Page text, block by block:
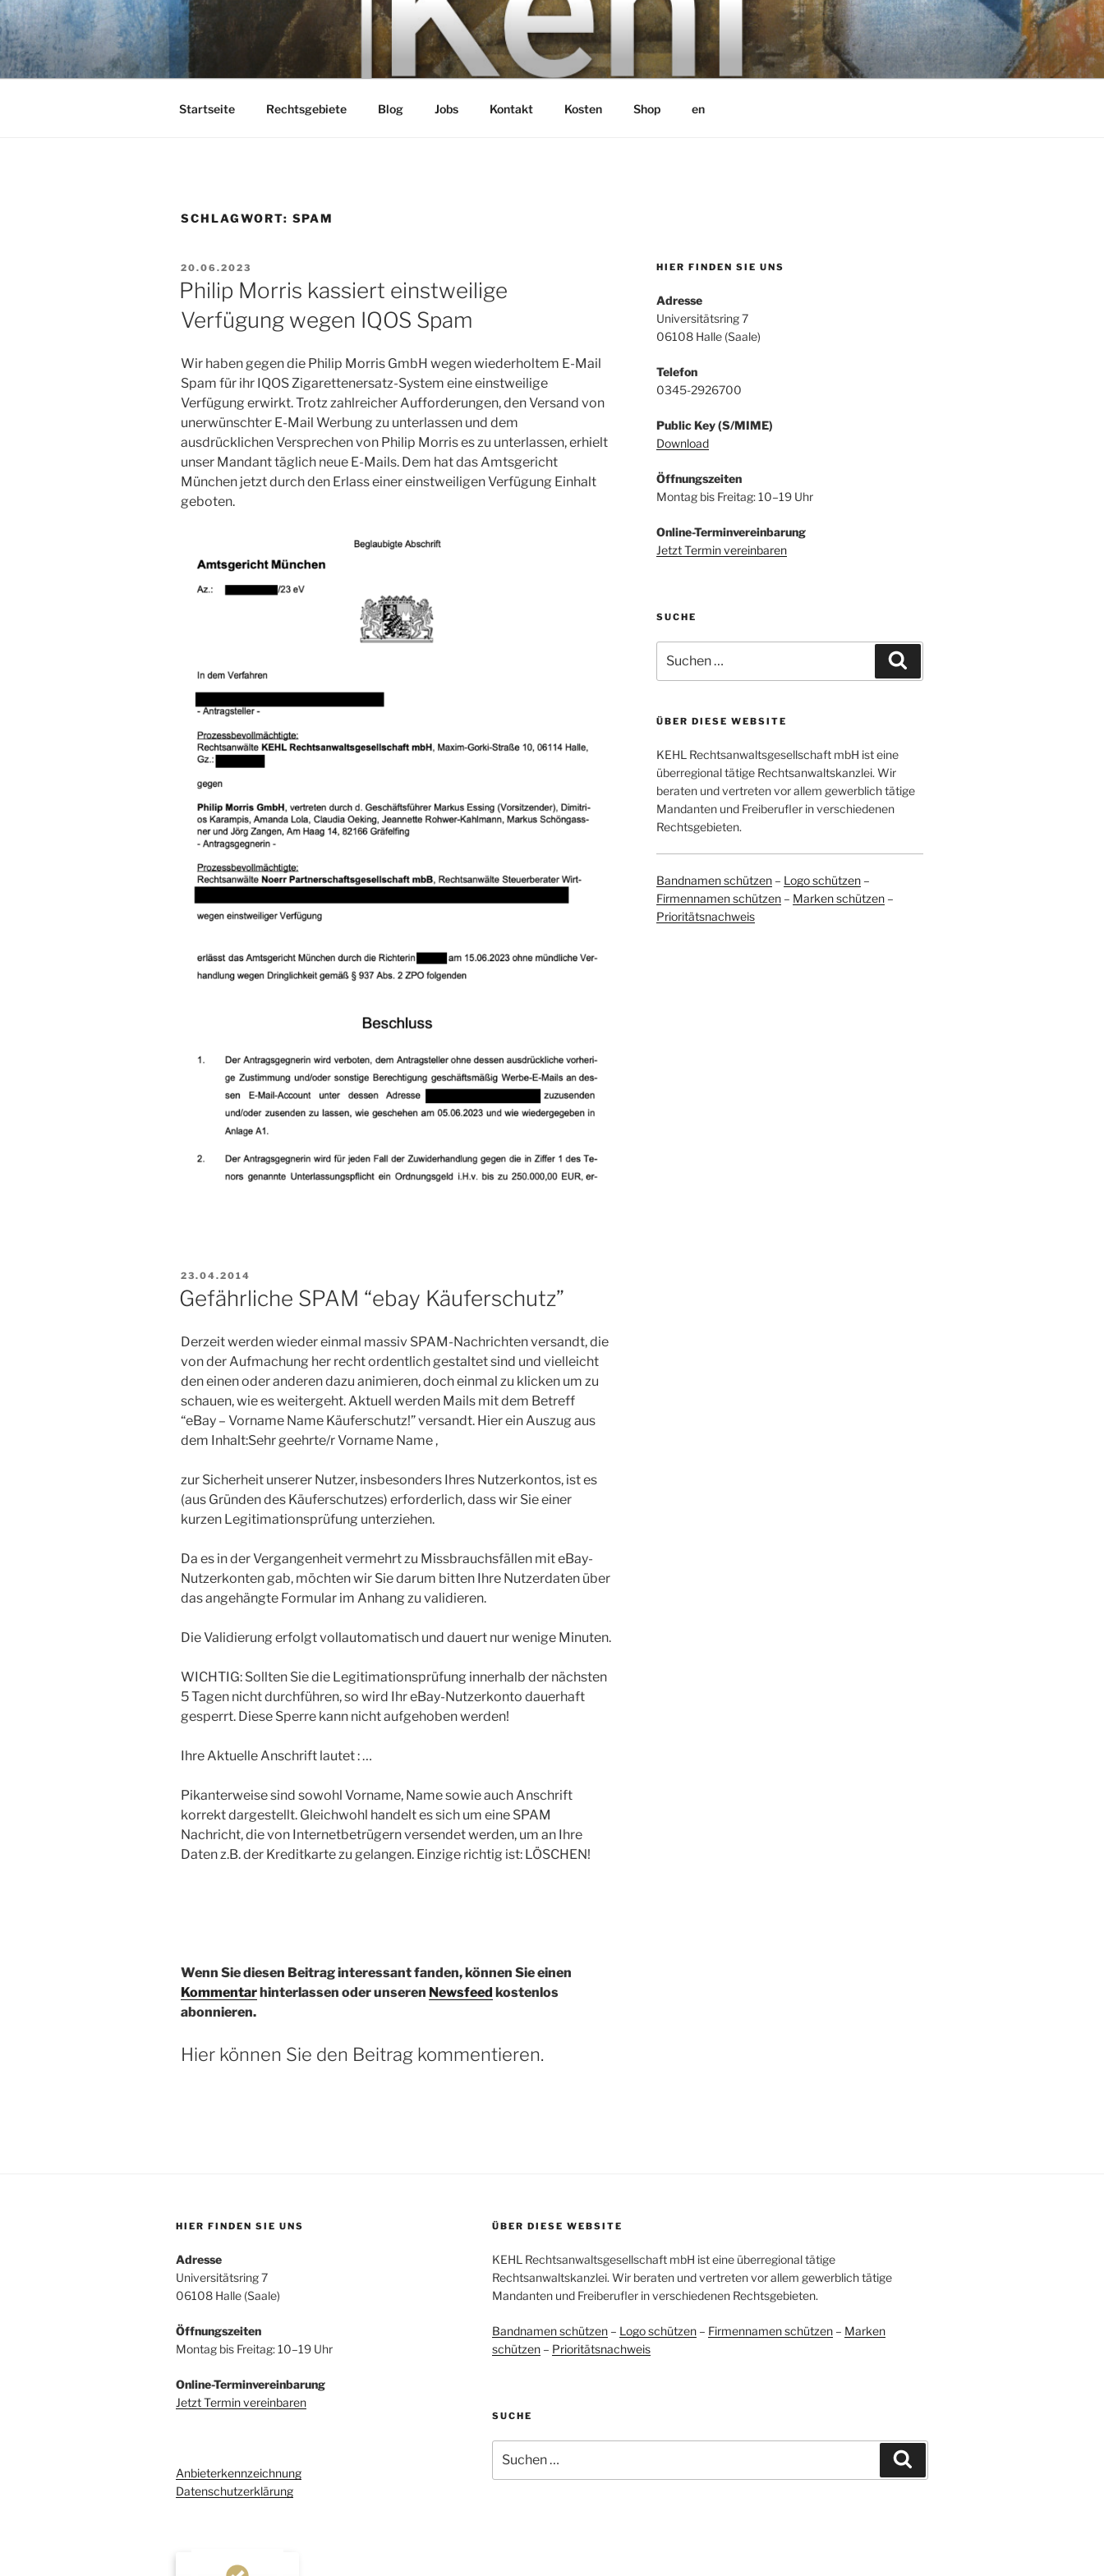
Zum
Inhalt
springen
KEHL
Rechtsanwaltsgesellschaft mbH
Startseite Rechtsgebiete Blog Jobs Kontakt Kosten Shop en
SCHLAGWORT: SPAM
VERÖFFENTLICHT
AM
20.06.2023
Philip Morris kassiert einstweilige
Verfügung wegen IQOS Spam
Wir haben gegen die Philip Morris GmbH wegen wiederholtem E-Mail
Spam für ihr IQOS Zigarettenersatz-System eine einstweilige
Verfügung erwirkt. Trotz zahlreicher Aufforderungen, den Versand von
unerwünschter E-Mail Werbung zu unterlassen und dem
ausdrücklichen Versprechen von Philip Morris es zu unterlassen, erhielt
unser Mandant täglich neue E-Mails. Dem hat das Amtsgericht
München jetzt durch den Erlass einer einstweiligen Verfügung Einhalt
geboten.
VERÖFFENTLICHT
AM
23.04.2014
Gefährliche SPAM “ebay Käuferschutz”
Derzeit werden wieder einmal massiv SPAM-Nachrichten versandt, die
von der Aufmachung her recht ordentlich gestaltet sind und vielleicht
den einen oder anderen dazu animieren, doch einmal zu klicken um zu
schauen, wie es weitergeht. Aktuell werden Mails mit dem Betreff
“eBay – Vorname Name Käuferschutz!” versandt. Hier ein Auszug aus
dem Inhalt:Sehr geehrte/r Vorname Name ,
zur Sicherheit unserer Nutzer, insbesonders Ihres Nutzerkontos, ist es
(aus Gründen des Käuferschutzes) erforderlich, dass wir Sie einer
kurzen Legitimationsprüfung unterziehen.
Da es in der Vergangenheit vermehrt zu Missbrauchsfällen mit eBay-
Nutzerkonten gab, möchten wir Sie darum bitten Ihre Nutzerdaten über
das angehängte Formular im Anhang zu validieren.
Die Validierung erfolgt vollautomatisch und dauert nur wenige Minuten.
WICHTIG: Sollten Sie die Legitimationsprüfung innerhalb der nächsten
5 Tagen nicht durchführen, so wird Ihr eBay-Nutzerkonto dauerhaft
gesperrt. Diese Sperre kann nicht aufgehoben werden!
Ihre Aktuelle Anschrift lautet : …
Pikanterweise sind sowohl Vorname, Name sowie auch Anschrift
korrekt dargestellt. Gleichwohl handelt es sich um eine SPAM
Nachricht, die von Internetbetrügern versendet werden, um an Ihre
Daten z.B. der Kreditkarte zu gelangen. Einzige richtig ist: LÖSCHEN!
Wenn Sie diesen Beitrag interessant fanden, können Sie einen
Kommentarhinterlassen oder unseren Newsfeed kostenlos
abonnieren.
Hier können Sie den Beitrag kommentieren.
HIER FINDEN SIE UNS
Adresse
Universitätsring 7
06108 Halle (Saale)
Telefon
0345-2926700
Public Key (S/MIME)
Download
Öffnungszeiten
Montag bis Freitag: 10–19 Uhr
Online-Terminvereinbarung
Jetzt Termin vereinbaren
SUCHE
nach:
ÜBER DIESE WEBSITE
KEHL Rechtsanwaltsgesellschaft mbH ist eine
überregional tätige Rechtsanwaltskanzlei. Wir
beraten und vertreten vor allem gewerblich tätige
Mandanten und Freiberufler in verschiedenen
Rechtsgebieten.
Bandnamen schützen– Logo schützen–
Firmennamen schützen– Marken schützen–
Prioritätsnachweis
HIER FINDEN SIE UNS
Adresse
Universitätsring 7
06108 Halle (Saale)
Öffnungszeiten
Montag bis Freitag: 10–19 Uhr
Online-Terminvereinbarung
Jetzt Termin vereinbaren
Anbieterkennzeichnung
Datenschutzerklärung
ÜBER DIESE WEBSITE
KEHL Rechtsanwaltsgesellschaft mbH ist eine überregional tätige
Rechtsanwaltskanzlei. Wir beraten und vertreten vor allem gewerblich tätige
Mandanten und Freiberufler in verschiedenen Rechtsgebieten.
Bandnamen schützen– Logo schützen– Firmennamen schützen– Marken
schützen– Prioritätsnachweis
SUCHE
nach: